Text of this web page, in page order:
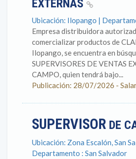
EXTERNAS
Ubicación: Ilopango |
Empresa distribuidora
comercializar productos de
Ilopango, se encuentra en
SUPERVISORES DE VENTAS
CAMPO, quien tendrá bajo...
Publicación: 28/07/2026 -
SUPERVISOR DE
Ubicación: Zona Escalón, San
Departamento : San Salvador